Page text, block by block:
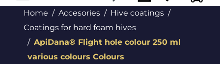
Home Accesories
Hive coatings
Coatings for hard foam hives
ApiDana® Flight hole colour 250 ml
various colours Colours